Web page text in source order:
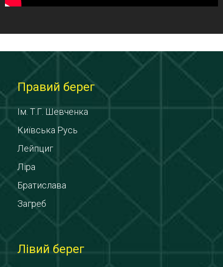
Правий берег
Ім. Т.Г. Шевченка
Київська Русь
Лейпциг
Ліра
Братислава
Загреб
Лівий берег